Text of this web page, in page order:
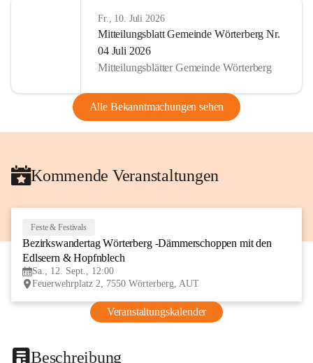
Fr., 10. Juli 2026
Mitteilungsblatt Gemeinde Wörterberg Nr.
04 Juli 2026
Mitteilungsblätter Gemeinde Wörterberg
Alle Bekanntmachungen sehen
Kommende Veranstaltungen
Feste & Festivals
Bezirkswandertag Wörterberg -Dämmerschoppen mit den
Edlseern & Hopfnblech
Sa., 12. Sept., 12:00
Feuerwehrplatz 2, 7550 Wörterberg, AUT
Veranstaltungskalender
Beschreibung